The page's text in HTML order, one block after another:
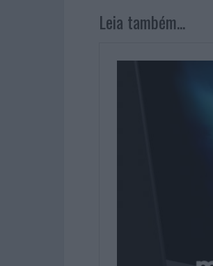
Leia também...